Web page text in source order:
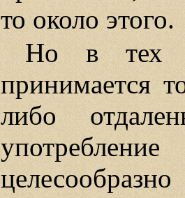
то около этого.
Но в тех
принимается
либо